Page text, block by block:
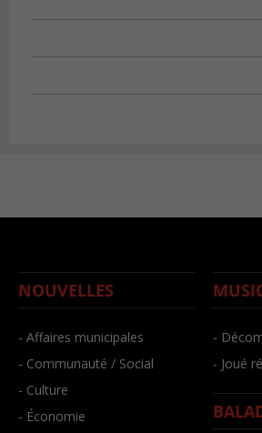
NOUVELLES
- Affaires municipales
- Communauté / Social
- Culture
- Économie
-
- Joué